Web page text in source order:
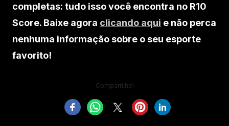
completas: tudo isso você encontra no R10
Score. Baixe agora clicando aqui e não perca
nenhuma informação sobre o seu esporte
favorito!
Compartilhe!